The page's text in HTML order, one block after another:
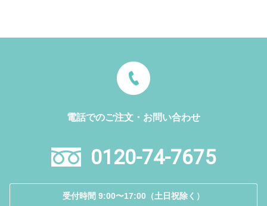
電話でのご注文・お問い合わせ
0120-74-7675
受付時間 9:00〜17:00（土日祝除く）